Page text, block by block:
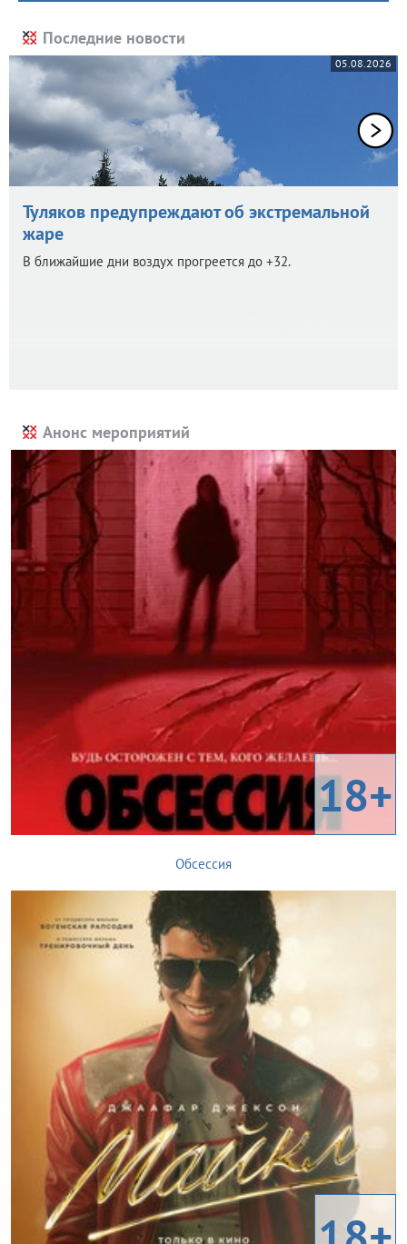
Последние новости
05.08.2026
Туляков предупреждают об экстремальной
жаре
В ближайшие дни воздух прогреется до +32.
Анонс мероприятий
18+
Обсессия